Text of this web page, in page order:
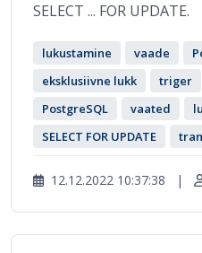
SELECT ... FOR UPDATE.
lukustamine vaade
eksklusiivne lukk
triger
PostgreSQL
vaated
SELECT FOR UPDATE
12.12.2022 10:37:38 |